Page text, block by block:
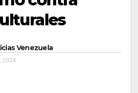
Venezuela
2024